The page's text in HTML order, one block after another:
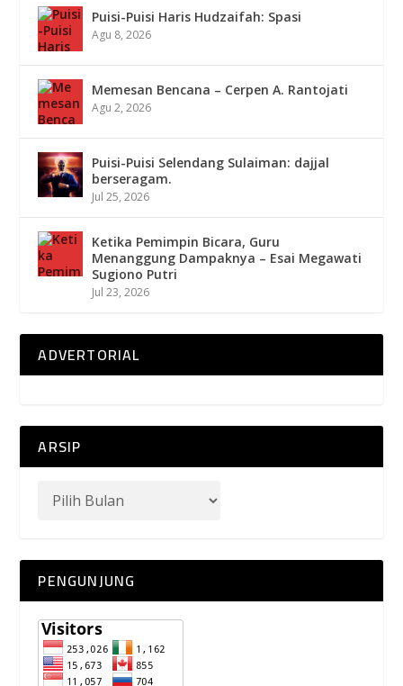
Puisi-Puisi Haris Hudzaifah: Spasi
Agu 8, 2026
Memesan Bencana – Cerpen A. Rantojati
Agu 2, 2026
Puisi-Puisi Selendang Sulaiman: dajjal
berseragam.
Jul 25, 2026
Ketika Pemimpin Bicara, Guru
Menanggung Dampaknya – Esai Megawati
Sugiono Putri
Jul 23, 2026
ADVERTORIAL
ARSIP
PENGUNJUNG